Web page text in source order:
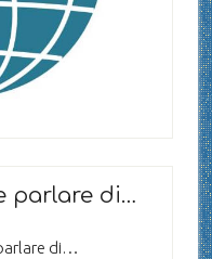
parlare di…
di…